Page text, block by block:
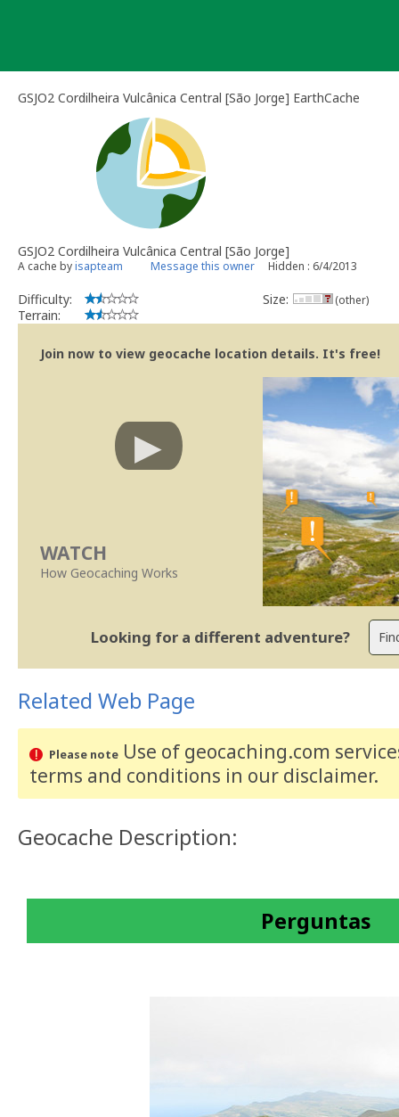
GSJO2 Cordilheira Vulcânica Central [São Jorge] EarthCache
GSJO2 Cordilheira Vulcânica Central [São Jorge]
A cache byisapteam Message this owner Hidden : 6/4/2013
Difficulty:
Terrain:
Size: (other)
Join now to view geocache location details. It's free!
WATCH
How Geocaching Works
Looking for a different adventure?
Related Web Page
Please noteUse of geocaching.com
terms and conditions in our disclaimer.
Geocache Description:
Perguntas